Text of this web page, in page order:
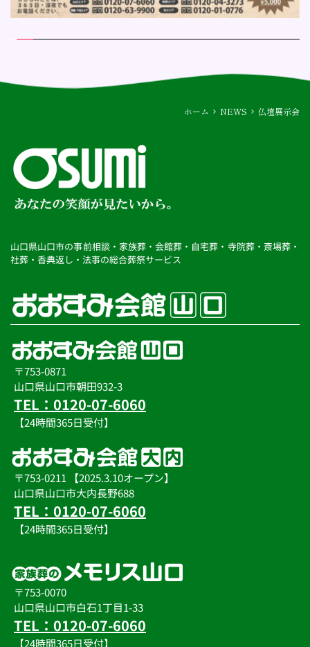
ホーム NEWS 仏壇展示会
山口県山口市の事前相談・家族葬・会館葬・自宅葬・寺院葬・斎場葬・
社葬・香典返し・法事の総合葬祭サービス
〒753-0871
山口県山口市朝田932-3
TEL：0120-07-6060
【24時間365日受付】
〒753-0211 【2025.3.10オープン】
山口県山口市大内長野688
TEL：0120-07-6060
【24時間365日受付】
〒753-0070
山口県山口市白石1丁目1-33
TEL：0120-07-6060
【24時間365日受付】